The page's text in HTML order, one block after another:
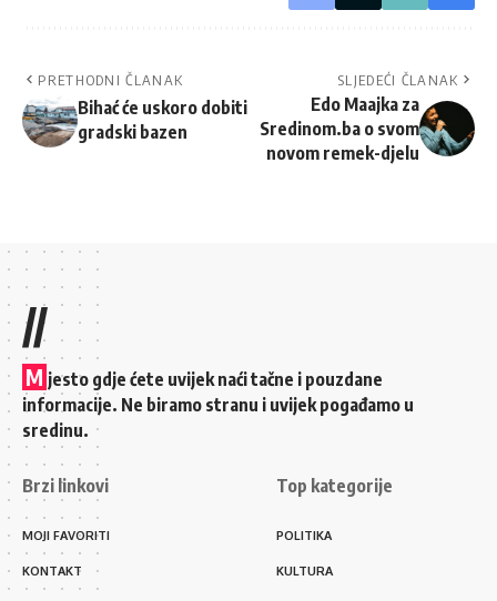
PRETHODNI ČLANAK
Bihać će uskoro dobiti
gradski bazen
SLJEDEĆI ČLANAK
Edo Maajka za
Sredinom.ba o svom
novom remek-djelu
//
M jesto gdje ćete uvijek naći tačne i pouzdane
informacije. Ne biramo stranu i uvijek pogađamo u
sredinu.
Brzi linkovi
MOJI FAVORITI
KONTAKT
Top kategorije
POLITIKA
KULTURA